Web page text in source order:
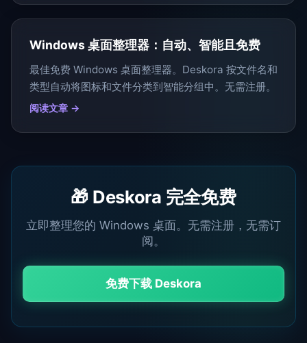
Windows 桌面整理器：自动、智能且免费
最佳免费 Windows 桌面整理器。Deskora 按文件名和
类型自动将图标和文件分类到智能分组中。无需注册。
阅读文章 →
🎁 Deskora 完全免费
立即整理您的 Windows 桌面。无需注册，无需订
阅。
免费下载 Deskora